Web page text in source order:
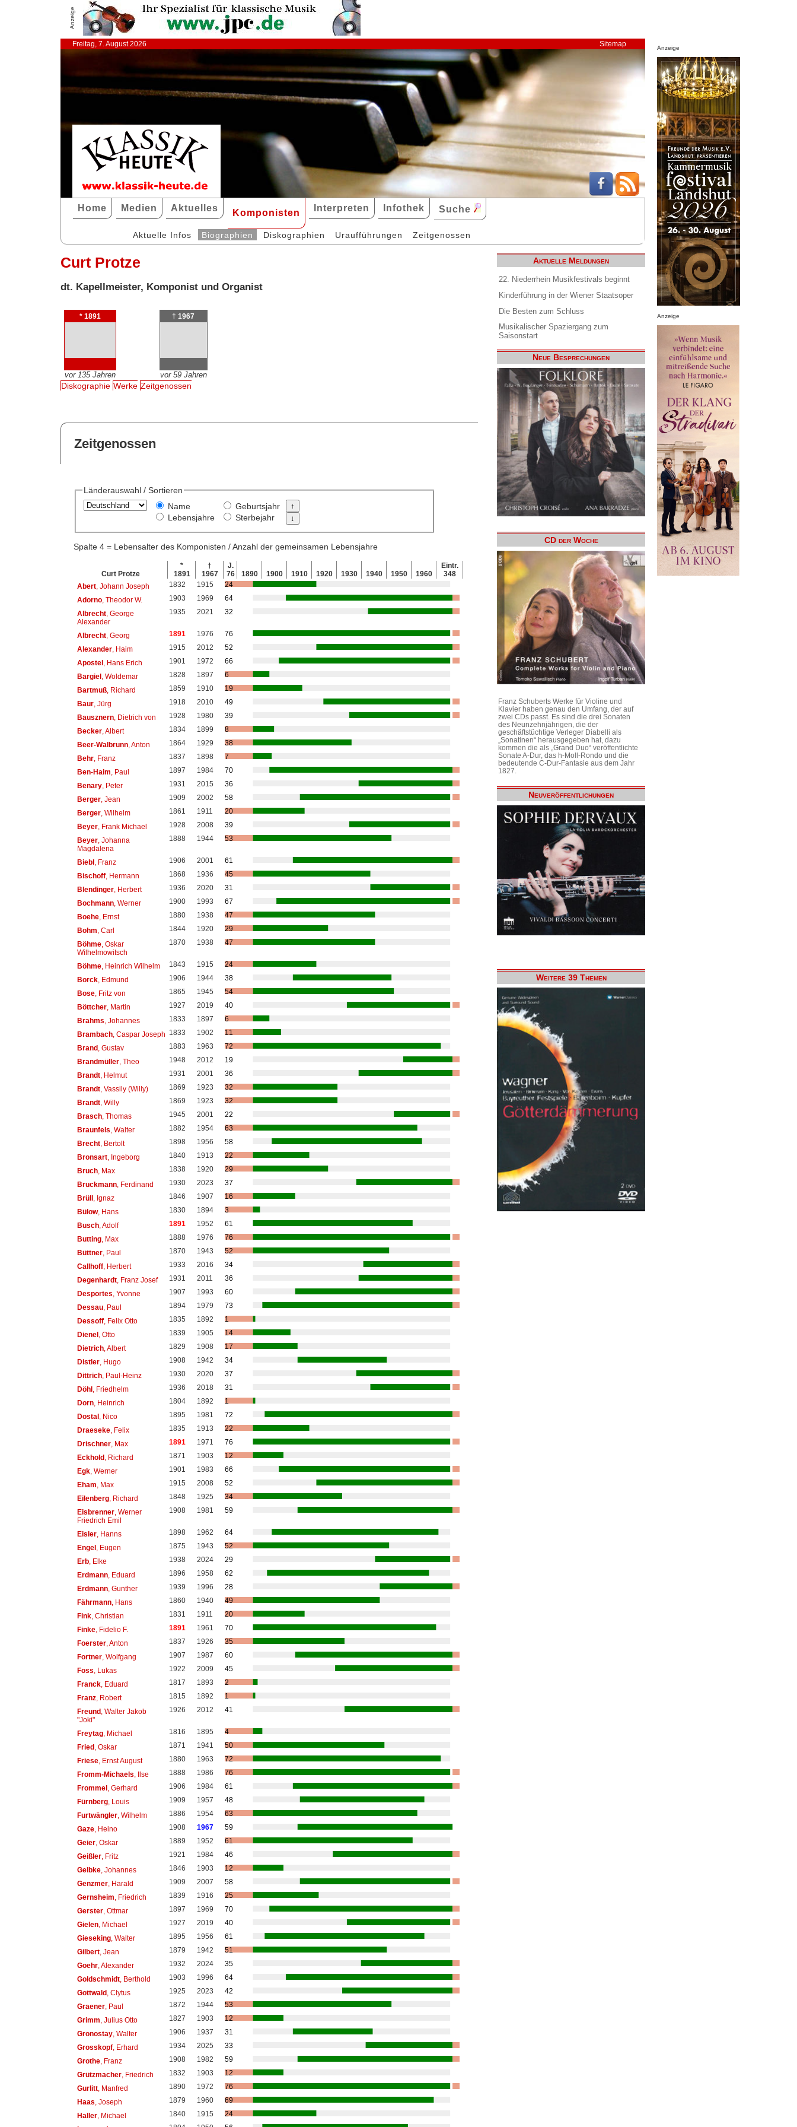
Anzeige
Freitag, 7. August 2026 Sitemap
Home Medien Aktuelles Komponisten Interpreten Infothek Suche
Aktuelle Infos Biographien Diskographien Uraufführungen Zeitgenossen
Curt Protze
dt. Kapellmeister, Komponist und Organist
* 1891
vor 135 Jahren
† 1967
vor 59 Jahren
Diskographie Werke Zeitgenossen
Zeitgenossen
Länderauswahl / Sortieren
Name
Lebensjahre
Geburtsjahr
Sterbejahr
Spalte 4 = Lebensalter des Komponisten / Anzahl der gemeinsamen Lebensjahre
Curt Protze
*
1891
†
1967
J.
76
1890 1900 1910 1920 1930 1940 1950 1960
Eintr.
348
Abert, Johann Joseph 1832 1915
24
Adorno, Theodor W. 1903 1969
64
Albrecht, George
Alexander
1935 2021 32
Albrecht, Georg 1891 1976
76
Alexander, Haim 1915 2012
52
Apostel, Hans Erich 1901 1972
66
Bargiel, Woldemar 1828 1897
6
Bartmuß, Richard 1859 1910
19
Baur, Jürg 1918 2010
49
Bausznern, Dietrich von 1928 1980
39
Becker, Albert 1834 1899
8
Beer-Walbrunn, Anton 1864 1929
38
Behr, Franz 1837 1898
7
Ben-Haim , Paul 1897 1984
70
Benary, Peter 1931 2015
36
Berger, Jean 1909 2002
58
Berger, Wilhelm 1861 1911
20
Beyer, Frank Michael 1928 2008
39
Beyer, Johanna
Magdalena
1888 1944 53
Biebl, Franz 1906 2001
61
Bischoff, Hermann 1868 1936
45
Blendinger, Herbert 1936 2020
31
Bochmann, Werner 1900 1993
67
Boehe, Ernst 1880 1938
47
Bohm , Carl 1844 1920
29
Böhme, Oskar
Wilhelmowitsch
1870 1938 47
Böhme, Heinrich Wilhelm 1843 1915
24
Borck, Edmund 1906 1944
38
Bose, Fritz von 1865 1945
54
Böttcher, Martin 1927 2019
40
Brahms , Johannes 1833 1897
6
Brambach, Caspar Joseph 1833 1902
11
Brand, Gustav 1883 1963
72
Brandmüller, Theo 1948 2012
19
Brandt, Helmut 1931 2001
36
Brandt, Vassily (Willy) 1869 1923
32
Brandt, Willy 1869 1923
32
Brasch, Thomas 1945 2001
22
Braunfels , Walter 1882 1954
63
Brecht, Bertolt 1898 1956
58
Bronsart, Ingeborg 1840 1913
22
Bruch, Max 1838 1920
29
Bruckmann, Ferdinand 1930 2023
37
Brüll, Ignaz 1846 1907
16
Bülow, Hans 1830 1894
3
Busch, Adolf 1891 1952
61
Butting, Max 1888 1976
76
Büttner, Paul 1870 1943
52
Callhoff, Herbert 1933 2016
34
Degenhardt, Franz Josef 1931 2011
36
Desportes , Yvonne 1907 1993
60
Dessau, Paul 1894 1979
73
Dessoff, Felix Otto 1835 1892
1
Dienel, Otto 1839 1905
14
Dietrich, Albert 1829 1908
17
Distler, Hugo 1908 1942
34
Dittrich, Paul-Heinz 1930 2020
37
Döhl, Friedhelm 1936 2018
31
Dorn, Heinrich 1804 1892
1
Dostal, Nico 1895 1981
72
Draeseke, Felix 1835 1913
22
Drischner, Max 1891 1971
76
Eckhold, Richard 1871 1903
12
Egk, Werner 1901 1983
66
Eham , Max 1915 2008
52
Eilenberg, Richard 1848 1925
34
Eisbrenner, Werner
Friedrich Emil
1908 1981 59
Eisler, Hanns 1898 1962
64
Engel, Eugen 1875 1943
52
Erb, Elke 1938 2024
29
Erdmann, Eduard 1896 1958
62
Erdmann, Gunther 1939 1996
28
Fährmann, Hans 1860 1940
49
Fink, Christian 1831 1911
20
Finke, Fidelio F. 1891 1961
70
Foerster, Anton 1837 1926
35
Fortner, Wolfgang 1907 1987
60
Foss , Lukas 1922 2009
45
Franck, Eduard 1817 1893
2
Franz, Robert 1815 1892
1
Freund, Walter Jakob
"Joki"
1926 2012 41
Freytag, Michael 1816 1895
4
Fried, Oskar 1871 1941
50
Friese, Ernst August 1880 1963
72
Fromm-Michaels , Ilse 1888 1986
76
Frommel, Gerhard 1906 1984
61
Fürnberg, Louis 1909 1957
48
Furtwängler, Wilhelm 1886 1954
63
Gaze, Heino 1908 1967
59
Geier, Oskar 1889 1952
61
Geißler, Fritz 1921 1984
46
Gelbke, Johannes 1846 1903
12
Genzmer, Harald 1909 2007
58
Gernsheim , Friedrich 1839 1916
25
Gerster, Ottmar 1897 1969
70
Gielen, Michael 1927 2019
40
Gieseking, Walter 1895 1956
61
Gilbert, Jean 1879 1942
51
Goehr, Alexander 1932 2024
35
Goldschmidt, Berthold 1903 1996
64
Gottwald, Clytus 1925 2023
42
Graener, Paul 1872 1944
53
Grimm , Julius Otto 1827 1903
12
Gronostay, Walter 1906 1937
31
Grosskopf, Erhard 1934 2025
33
Grothe, Franz 1908 1982
59
Grützmacher, Friedrich 1832 1903
12
Gurlitt, Manfred 1890 1972
76
Haas , Joseph 1879 1960
69
Haller, Michael 1840 1915
24
Aktuelle Meldungen
22. Niederrhein Musikfestivals beginnt
Kinderführung in der Wiener Staatsoper
Die Besten zum Schluss
Musikalischer Spaziergang zum
Saisonstart
Neue Besprechungen
CD der Woche
Franz Schuberts Werke für Violine und
Klavier haben genau den Umfang, der auf
zwei CDs passt. Es sind die drei Sonaten
des Neunzehnjährigen, die der
geschäftstüchtige Verleger Diabelli als
„Sonatinen“ herausgegeben hat, dazu
kommen die als „Grand Duo“ veröffentlichte
Sonate A-Dur, das h-Moll-Rondo und die
bedeutende C-Dur-Fantasie aus dem Jahr
1827.
Neuveröffentlichungen
Weitere 39 Themen
Anzeige
Anzeige